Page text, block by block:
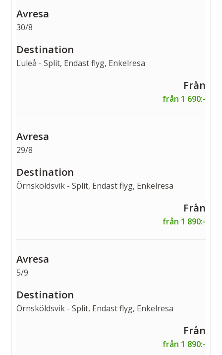
30/8
Luleå - Split, Endast flyg, Enkelresa
från 1 690:-
29/8
Örnsköldsvik - Split, Endast flyg, Enkelresa
från 1 890:-
5/9
Örnsköldsvik - Split, Endast flyg, Enkelresa
från 1 890:-